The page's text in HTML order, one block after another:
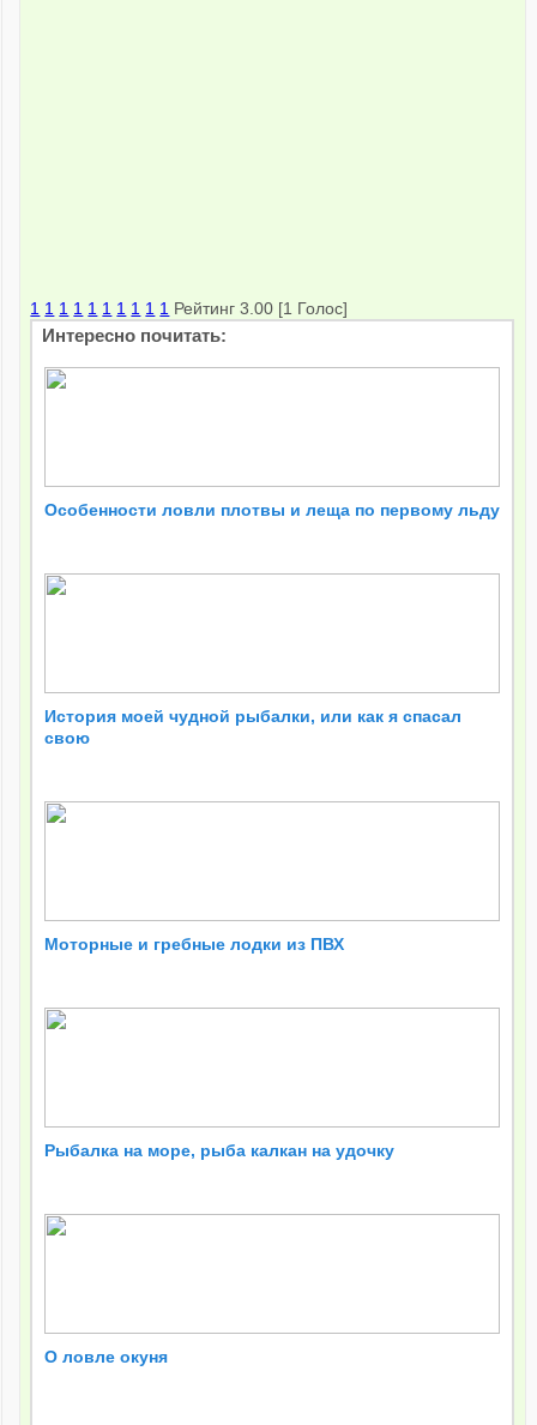
1 1 1 1 1 1 1 1 1 1 Рейтинг 3.00 [1 Голос]
Интересно почитать:
Особенности ловли плотвы и леща по первому льду
История моей чудной рыбалки, или как я спасал
свою
Моторные и гребные лодки из ПВХ
Рыбалка на море, рыба калкан на удочку
О ловле окуня